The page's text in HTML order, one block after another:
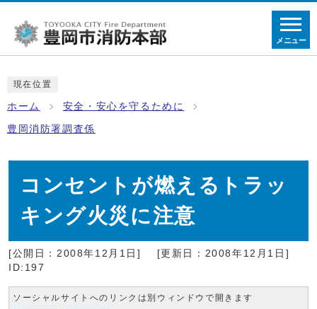
メニュー
現在位置
ホーム 安全・安心を守るために
豊岡消防署調査係
コンセントが燃えるトラッ
キング火災に注意
[公開日：2008年12月1日]
[更新日：2008年12月1日]
ID:197
ソーシャルサイトへのリンクは別ウィンドウで開きます